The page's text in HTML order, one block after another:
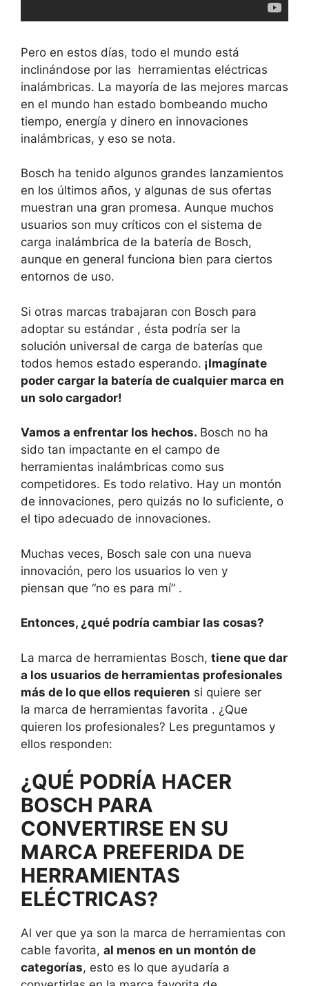
Pero en estos días, todo el mundo está
inclinándose por las herramientas eléctricas
inalámbricas. La mayoría de las mejores marcas
en el mundo han estado bombeando mucho
tiempo, energía y dinero en innovaciones
inalámbricas, y eso se nota.
Bosch ha tenido algunos grandes lanzamientos
en los últimos años, y algunas de sus ofertas
muestran una gran promesa. Aunque muchos
usuarios son muy críticos con el sistema de
carga inalámbrica de la batería de Bosch,
aunque en general funciona bien para ciertos
entornos de uso.
Si otras marcas trabajaran con Bosch para
adoptar su estándar , ésta podría ser la
solución universal de carga de baterías que
todos hemos estado esperando. ¡Imagínate
poder cargar la batería de cualquier marca en
un solo cargador!
Vamos a enfrentar los hechos. Bosch no ha
sido tan impactante en el campo de
herramientas inalámbricas como sus
competidores. Es todo relativo. Hay un montón
de innovaciones, pero quizás no lo suficiente, o
el tipo adecuado de innovaciones.
Muchas veces, Bosch sale con una nueva
innovación, pero los usuarios lo ven y
piensan que “no es para mí” .
Entonces, ¿qué podría cambiar las cosas?
La marca de herramientas Bosch, tiene que dar
a los usuarios de herramientas profesionales
más de lo que ellos requieren si quiere ser
la marca de herramientas favorita . ¿Que
quieren los profesionales? Les preguntamos y
ellos responden:
¿QUÉ PODRÍA HACER
BOSCH PARA
CONVERTIRSE EN SU
MARCA PREFERIDA DE
HERRAMIENTAS
ELÉCTRICAS?
Al ver que ya son la marca de herramientas con
cable favorita, al menos en un montón de
categorías, esto es lo que ayudaría a